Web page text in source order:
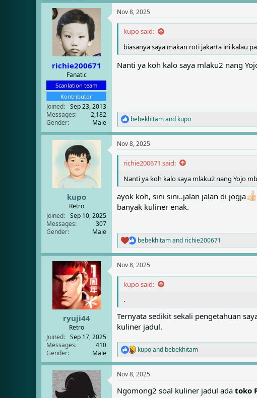
e
d
r
r
t
richie200671
Fanatic
Scanlation team
Kontributor
Joined
Sep 23, 2013
Messages
2,182
Gender
Male
Nov 8, 2025
kupo said:
biasanya saya makan roti jakarta ini kalau
Nanti ya koh kalo saya mlaku2 nang
R
e
c
t
s
:
bebekhitamand kupo
kupo
Retro
Joined
Sep 10, 2025
Messages
307
Gender
Male
Nov 8, 2025
richie200671 said:
Nanti ya koh kalo saya mlaku2 nang Yojo
ayok koh, sini sini..jalan jalan di jogja
banyak kuliner enak.
R
e
c
t
s
:
bebekhitamand richie200671
ryuji44
Retro
Joined
Sep 17, 2025
Messages
410
Gender
Male
Nov 8, 2025
kupo said:
.
Ternyata sedikit sekali pengetahuan
kuliner jadul.
R
e
c
i
kupoand bebekhitam
Nov 8, 2025
Ngomong2 soal kuliner jadul ada toko